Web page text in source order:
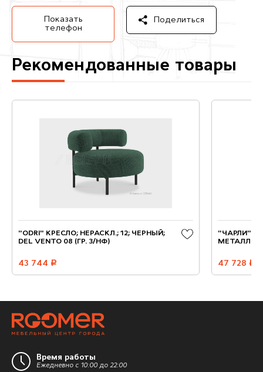
Показать
телефон
Поделиться
Рекомендованные товары
"ODRI" КРЕСЛО; НЕРАСКЛ.; 12; ЧЕРНЫЙ;
DEL VENTO 08 (ГР. 3/НФ)
43 744 руб.
"ЧАРЛИ"
МЕТАЛЛ
47 728 руб.
Время работы
Ежедневно с 10:00 до 22:00